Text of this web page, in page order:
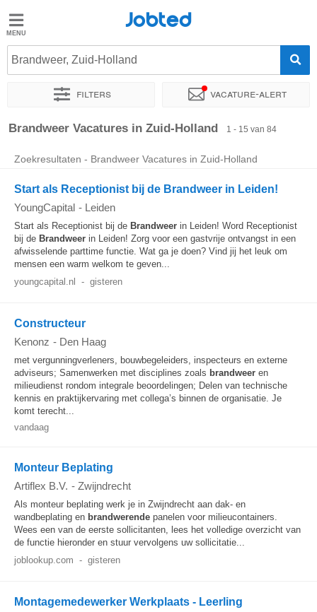
Jobted
Vacatures
Salarissen
Jobted
Brandweer, Zuid-Holland
Filters Vacature-alert
Sorteer op Bedrijf Uitzendbureau Soort dienstverband
Brandweer Vacatures in Zuid-Holland 1 - 15 van 84
Zoekresultaten - Brandweer Vacatures in Zuid-Holland
Start als Receptionist bij de Brandweer in Leiden!
YoungCapital - Leiden
Start als Receptionist bij de Brandweer in Leiden! Word Receptionist
bij de Brandweer in Leiden! Zorg voor een gastvrije ontvangst in een
afwisselende parttime functie. Wat ga je doen? Vind jij het leuk om
mensen een warm welkom te geven...
youngcapital.nl
- gisteren
Constructeur
Kenonz - Den Haag
met vergunningverleners, bouwbegeleiders, inspecteurs en externe
adviseurs; Samenwerken met disciplines zoals brandweer en
milieudienst rondom integrale beoordelingen; Delen van technische
kennis en praktijkervaring met collega’s binnen de organisatie. Je
komt terecht...
vandaag
Monteur Beplating
Artiflex B.V. - Zwijndrecht
Als monteur beplating werk je in Zwijndrecht aan dak- en
wandbeplating en brandwerende panelen voor milieucontainers.
Wees een van de eerste sollicitanten, lees het volledige overzicht van
de functie hieronder en stuur vervolgens uw sollicitatie...
joblookup.com - gisteren
Montagemedewerker Werkplaats - Leerling